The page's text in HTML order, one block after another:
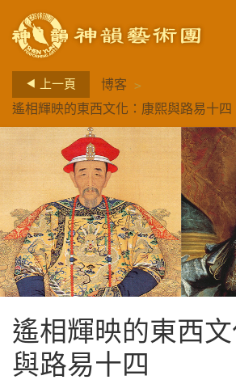
上一頁 博客 >
遙相輝映的東西文化：康熙與路易十四
遙相輝映的東西
與路易十四